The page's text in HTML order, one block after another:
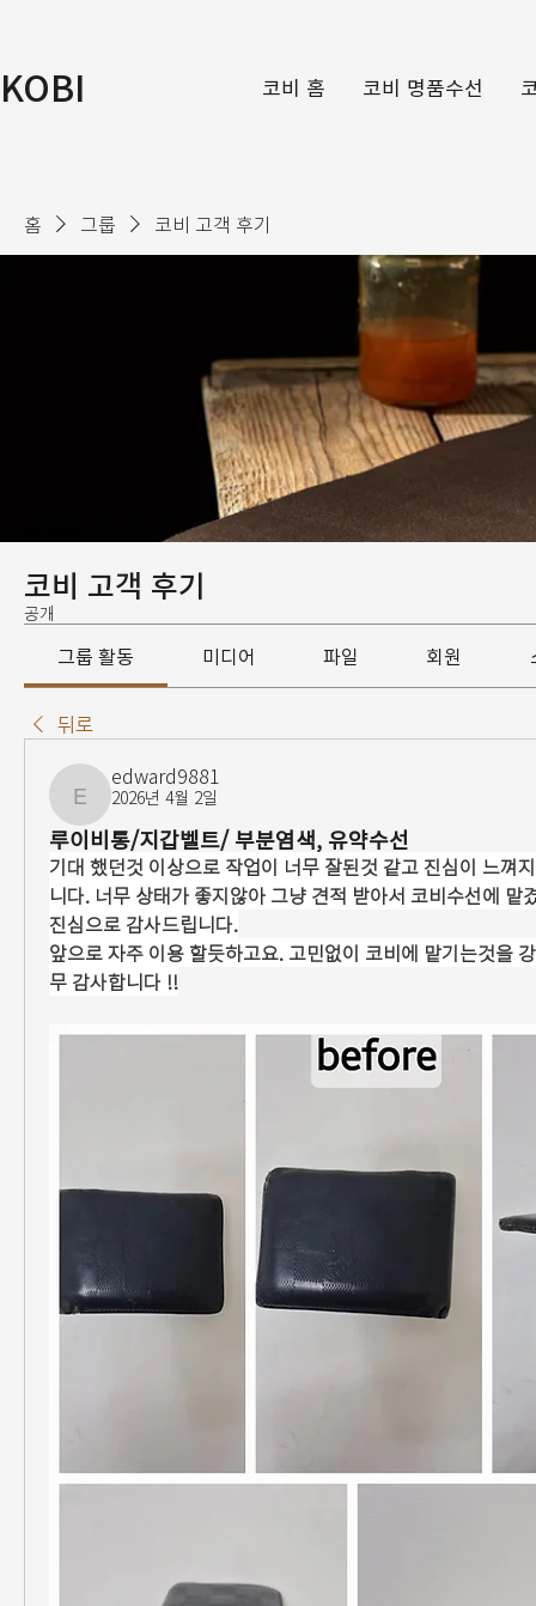
KOBI 코비 홈 코비 명품수선
홈 그룹 코비 고객 후기
코비 고객 후기
공개
그룹 활동 미디어 파일 회원
뒤로
edward9881
edward9881
2026년 4월 2일
루이비통/지갑벨트/ 부분염색, 유약수선
기대 했던것 이상으로 작업이 너무 잘된것 같고 진심이 느껴
니다. 너무 상태가 좋지않아 그냥 견적 받아서 코비수선에 맡
진심으로 감사드립니다.
앞으로 자주 이용 할듯하고요. 고민없이 코비에 맡기는것을
무 감사합니다 !!